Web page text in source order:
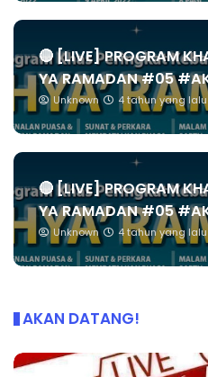
🔴 [LIVE] PROGRAM
YA RAMADAN #05
Unknown 4 tahun yang lalu
🔴 [LIVE] PROGRAM
YA RAMADAN #05
Unknown 4 tahun yang lalu
AKAN DATANG!